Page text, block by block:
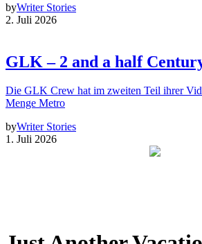
byWriter Stories
2. Juli 2026
GLK – 2 and a half
Die GLK Crew hat im zweiten Teil ihrer
Menge Metro
byWriter Stories
1. Juli 2026